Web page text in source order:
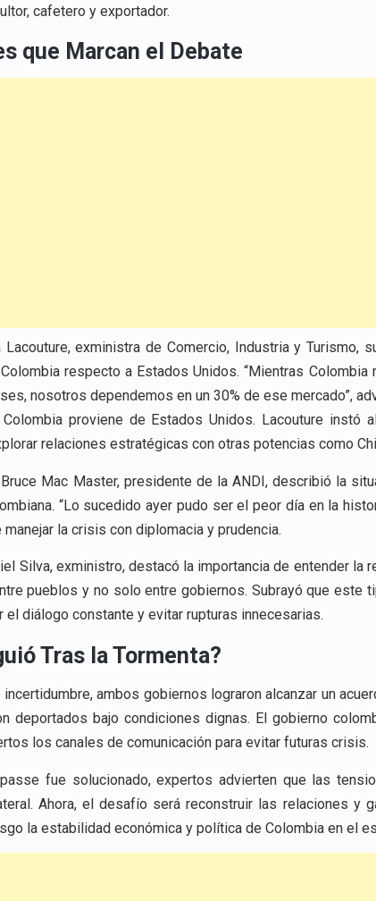
cafetero y exportador.
que Marcan el Debate
Lacouture, exministra de Comercio, Industria y Turismo,
respecto a Estados Unidos. “Mientras
nosotros dependemos en un 30% de ese mercado”,
Colombia proviene de Estados Unidos. Lacouture instó
relaciones estratégicas con otras potencias como
Mac Master, presidente de la ANDI, describió la
“Lo sucedido ayer pudo ser el peor día en la
manejar la crisis con diplomacia y prudencia.
Silva, exministro, destacó la importancia de entender la
pueblos y no solo entre gobiernos. Subrayó que este
el diálogo constante y evitar rupturas innecesarias.
Tras la Tormenta?
incertidumbre, ambos gobiernos lograron alcanzar un
deportados bajo condiciones dignas. El gobierno
los canales de comunicación para evitar futuras crisis.
fue solucionado, expertos advierten que las
Ahora, el desafío será reconstruir las relaciones y
la estabilidad económica y política de Colombia en el